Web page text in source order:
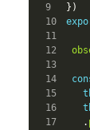
9
10
11
12
13
14
15
16
17
})
.